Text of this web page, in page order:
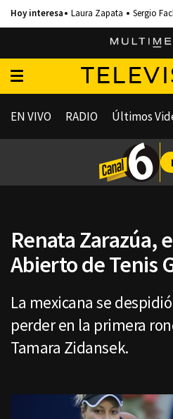
Laura Zapata Sergio
EN VIVO RADIO Últimos
Renata Zarazúa,
Abierto de Tenis
La mexicana se
perder en la primera
Tamara Zidansek.